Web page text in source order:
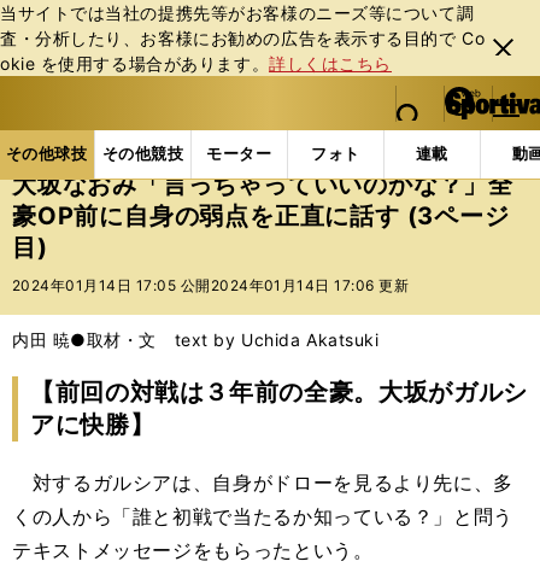
当サイトでは当社の提携先等がお客様のニーズ等について調
査・分析したり、お客様にお勧めの広告を表⽰する⽬的で Co
okie を使⽤する場合があります。詳しくはこちら
閉じ
る
web Sportiva (webスポルティーバ)
検索
マイペ
ー
ジ
メニュ
その他球技 その他競技 モーター フォト 連載 動
ス
ポ
ル
テ
ー
バ
その他球技の記事一覧 テニス 大坂なおみ「言っち
大坂なおみ「言っちゃっていいのかな？」全
豪OP前に自身の弱点を正直に話す (3ページ
目)
2024年01月14日 17:05 公開 2024年01月14日 17:06 更新
内田 暁●取材・文 text by Uchida Akatsuki
【前回の対戦は３年前の全豪。大坂がガルシ
アに快勝】
対するガルシアは、自身がドローを見るより先に、多
くの人から「誰と初戦で当たるか知っている？」と問う
テキストメッセージをもらったという。